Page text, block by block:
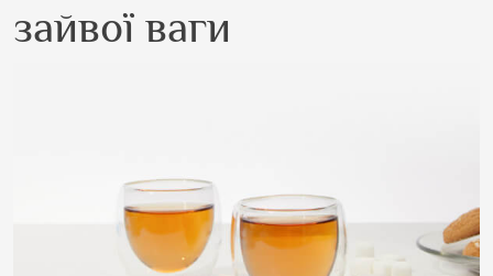
зайвої ваги